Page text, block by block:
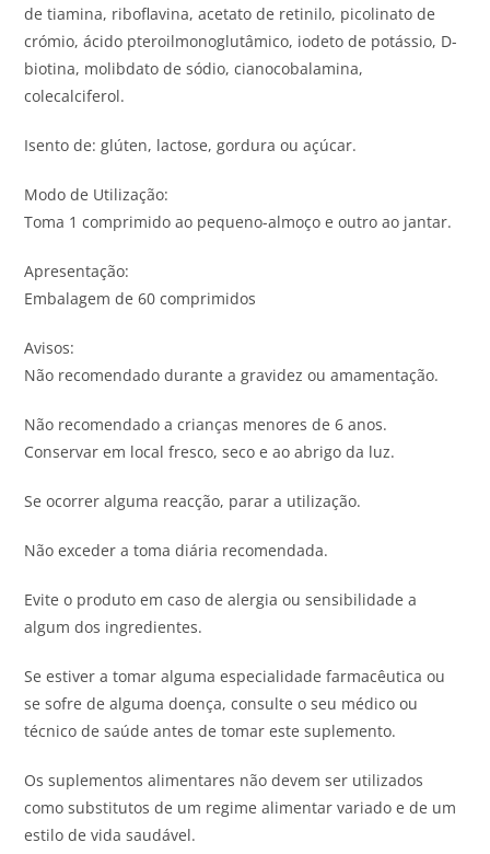
de tiamina, riboflavina, acetato de retinilo, picolinato de
crómio, ácido pteroilmonoglutâmico, iodeto de potássio, D-
biotina, molibdato de sódio, cianocobalamina,
colecalciferol.
Isento de: glúten, lactose, gordura ou açúcar.
Modo de Utilização:
Toma 1 comprimido ao pequeno-almoço e outro ao jantar.
Apresentação:
Embalagem de 60 comprimidos
Avisos:
Não recomendado durante a gravidez ou amamentação.
Não recomendado a crianças menores de 6 anos.
Conservar em local fresco, seco e ao abrigo da luz.
Se ocorrer alguma reacção, parar a utilização.
Não exceder a toma diária recomendada.
Evite o produto em caso de alergia ou sensibilidade a
algum dos ingredientes.
Se estiver a tomar alguma especialidade farmacêutica ou
se sofre de alguma doença, consulte o seu médico ou
técnico de saúde antes de tomar este suplemento.
Os suplementos alimentares não devem ser utilizados
como substitutos de um regime alimentar variado e de um
estilo de vida saudável.